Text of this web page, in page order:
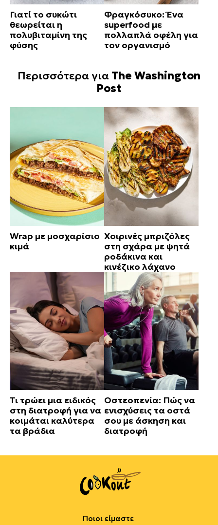
Γιατί το συκώτι
θεωρείται η
πολυβιταμίνη της
φύσης
Φραγκόσυκο: Ένα
superfood με
πολλαπλά οφέλη για
τον οργανισμό
Περισσότερα για The Washington
Post
Wrap με μοσχαρίσιο
κιμά
Χοιρινές μπριζόλες
στη σχάρα με ψητά
ροδάκινα και
κινέζικο λάχανο
Τι τρώει μια ειδικός
στη διατροφή για να
κοιμάται καλύτερα
τα βράδια
Οστεοπενία: Πώς να
ενισχύσεις τα οστά
σου με άσκηση και
διατροφή
Ποιοι είμαστε